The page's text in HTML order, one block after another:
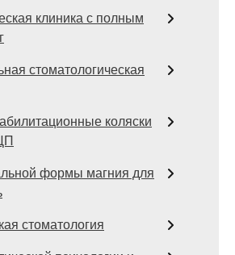
клиника с полным
стоматологическая
коляски
формы магния для
стоматология